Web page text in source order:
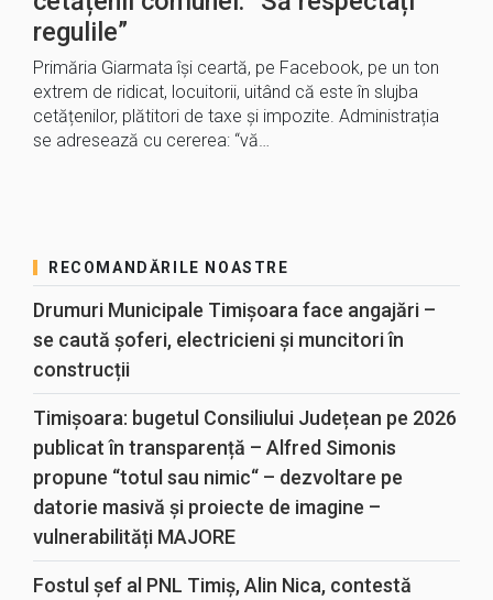
regulile”
Primăria Giarmata își ceartă, pe Facebook, pe un ton
extrem de ridicat, locuitorii, uitând că este în slujba
cetățenilor, plătitori de taxe și impozite. Administrația
se adresează cu cererea: “vă…
RECOMANDĂRILE NOASTRE
Drumuri Municipale Timișoara face angajări –
se caută șoferi, electricieni și muncitori în
construcții
Timișoara: bugetul Consiliului Județean pe 2026
publicat în transparență – Alfred Simonis
propune “totul sau nimic“ – dezvoltare pe
datorie masivă și proiecte de imagine –
vulnerabilități MAJORE
Fostul șef al PNL Timiș, Alin Nica, contestă